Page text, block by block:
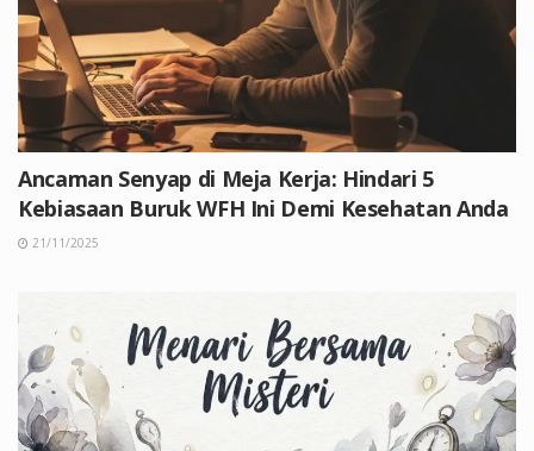
Ancaman Senyap di Meja Kerja: Hindari 5
Kebiasaan Buruk WFH Ini Demi Kesehatan Anda
21/11/2025